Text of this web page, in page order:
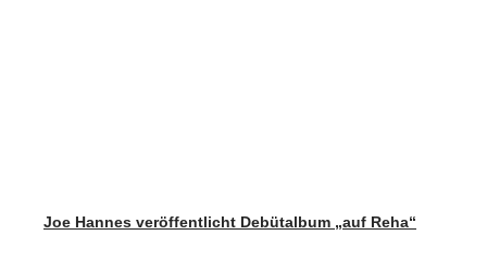
Joe Hannes veröffentlicht Debütalbum „auf Reha“